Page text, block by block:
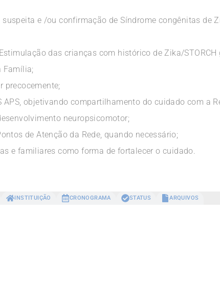
e /ou confirmação de Síndrome congênitas de
das crianças com histórico de Zika/STORCH
Família;
precocemente;
APS, objetivando compartilhamento do cuidado com a
neuropsicomotor;
de Atenção da Rede, quando necessário;
e familiares como forma de fortalecer o cuidado.
INSTITUIÇÃO CRONOGRAMA STATUS ARQUIVOS